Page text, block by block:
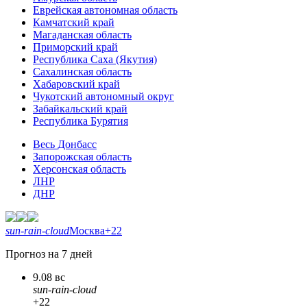
Еврейская автономная область
Камчатский край
Магаданская область
Приморский край
Республика Саха (Якутия)
Сахалинская область
Хабаровский край
Чукотский автономный округ
Забайкальский край
Республика Бурятия
Весь Донбасс
Запорожская область
Херсонская область
ЛНР
ДНР
sun-rain-cloudМосква+22
Прогноз на 7 дней
9.08 вс
sun-rain-cloud
+22